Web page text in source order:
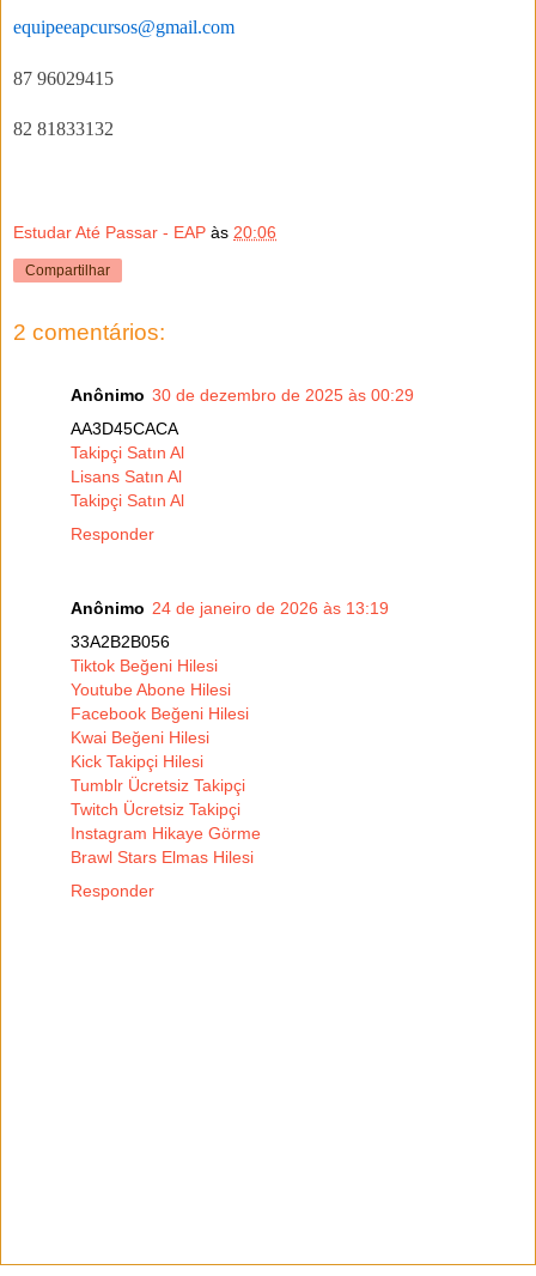
equipeeapcursos@gmail.com
87 96029415
82 81833132
Estudar Até Passar - EAP às 20:06
Compartilhar
2 comentários:
Anônimo 30 de dezembro de 2025 às 00:29
AA3D45CACA
Takipçi Satın Al
Lisans Satın Al
Takipçi Satın Al
Responder
Anônimo 24 de janeiro de 2026 às 13:19
33A2B2B056
Tiktok Beğeni Hilesi
Youtube Abone Hilesi
Facebook Beğeni Hilesi
Kwai Beğeni Hilesi
Kick Takipçi Hilesi
Tumblr Ücretsiz Takipçi
Twitch Ücretsiz Takipçi
Instagram Hikaye Görme
Brawl Stars Elmas Hilesi
Responder